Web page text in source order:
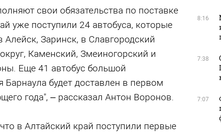
свои обязательства по поставке
уже поступили 24 автобуса, которые
Алейск, Заринск, в Славгородский
Каменский, Змеиногорский и
Еще 41 автобус большой
Барнаула будет доставлен в первом
года", – рассказал Антон Воронов.
в Алтайский край поступили первые
8:16
7:38
7:07